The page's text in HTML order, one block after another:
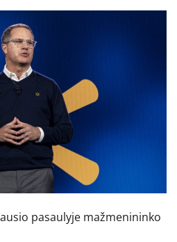
pasaulyje mažmenininko